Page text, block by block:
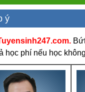
ý
học phí nếu học